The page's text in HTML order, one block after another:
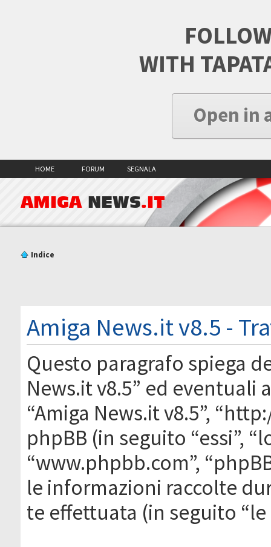
WITH
Open in
HOME FORUM SEGNALA
AMIGA NEWS.IT
Indice
Amiga News.it v8.5 -
Questo paragrafo spiega
News.it v8.5” ed eventuali
“Amiga News.it v8.5”,
phpBB (in seguito “essi”,
“www.phpbb.com”,
le informazioni raccolte
te effettuata (in seguito